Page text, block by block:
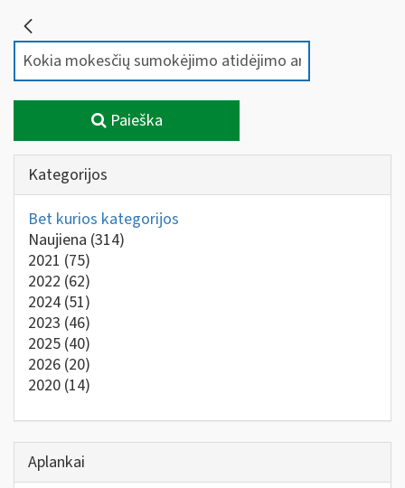
Paieška
Kategorijos
Bet kurios kategorijos
Naujiena (314)
2021 (75)
2022 (62)
2024 (51)
2023 (46)
2025 (40)
2026 (20)
2020 (14)
Aplankai